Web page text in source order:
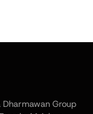
Group